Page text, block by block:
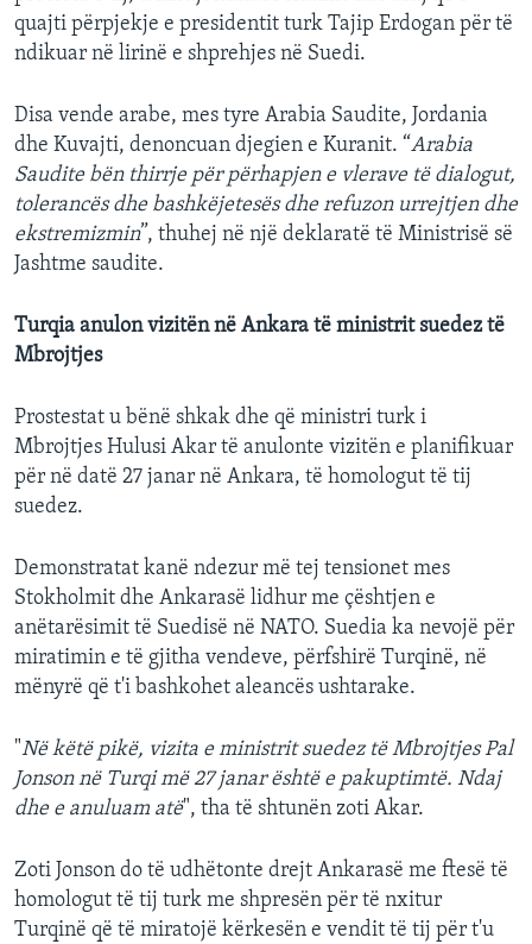
quajti përpjekje e presidentit turk Tajip Erdogan për të
ndikuar në lirinë e shprehjes në Suedi.
Disa vende arabe, mes tyre Arabia Saudite, Jordania
dhe Kuvajti, denoncuan djegien e Kuranit. “Arabia
Saudite bën thirrje për përhapjen e vlerave të dialogut,
tolerancës dhe bashkëjetesës dhe refuzon urrejtjen dhe
ekstremizmin”, thuhej në një deklaratë të Ministrisë së
Jashtme saudite.
Turqia anulon vizitën në Ankara të ministrit suedez të
Mbrojtjes
Prostestat u bënë shkak dhe që ministri turk i
Mbrojtjes Hulusi Akar të anulonte vizitën e planifikuar
për në datë 27 janar në Ankara, të homologut të tij
suedez.
Demonstratat kanë ndezur më tej tensionet mes
Stokholmit dhe Ankarasë lidhur me çështjen e
anëtarësimit të Suedisë në NATO. Suedia ka nevojë për
miratimin e të gjitha vendeve, përfshirë Turqinë, në
mënyrë që t'i bashkohet aleancës ushtarake.
"Në këtë pikë, vizita e ministrit suedez të Mbrojtjes Pal
Jonson në Turqi më 27 janar është e pakuptimtë. Ndaj
dhe e anuluam atë", tha të shtunën zoti Akar.
Zoti Jonson do të udhëtonte drejt Ankarasë me ftesë të
homologut të tij turk me shpresën për të nxitur
Turqinë që të miratojë kërkesën e vendit të tij për t'u